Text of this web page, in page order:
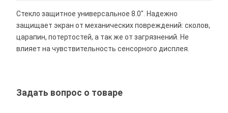
Стекло защитное универсальное 8.0". Надежно
защищает экран от механических повреждений: сколов,
царапин, потертостей, а так же от загрязнений. Не
влияет на чувствительность сенсорного дисплея.
Задать вопрос о товаре